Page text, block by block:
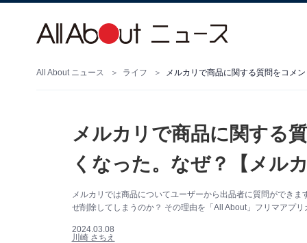
All About ニュース ライフ メルカリで商品に関する質問をコメ
メルカリで商品に関する
くなった。なぜ？【メル
メルカリでは商品についてユーザーから出品者に質問ができ
ぜ削除してしまうのか？ その理由を「All About」フリマアプ
2024.03.08
川崎 さちえ